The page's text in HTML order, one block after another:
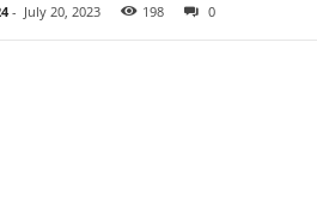
- July 20, 2023 198 0